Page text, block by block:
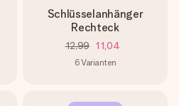
Schlüsselanhänger
Rechteck
12,99 11,04
6Varianten